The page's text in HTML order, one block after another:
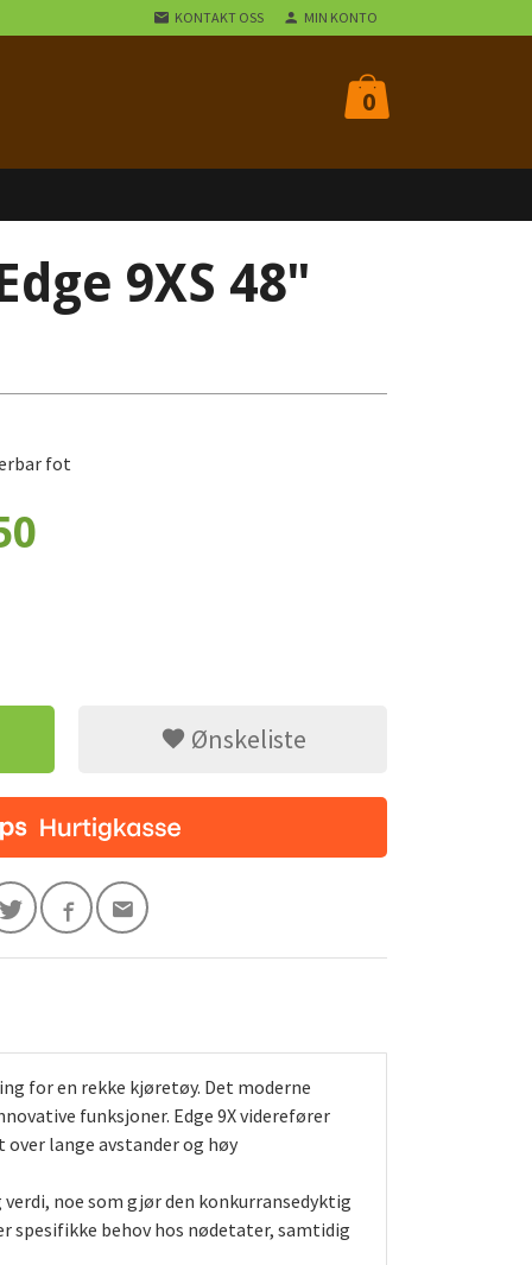
KONTAKT OSS MIN KONTO
0
9XS 48"
fot
Ønskeliste
for en rekke kjøretøy. Det moderne
funksjoner. Edge 9X viderefører
lange avstander og høy
noe som gjør den konkurransedyktig
spesifikke behov hos nødetater, samtidig